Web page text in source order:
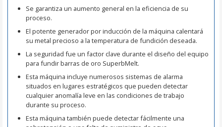
Se garantiza un aumento general en la eficiencia de su
proceso.
El potente generador por inducción de la máquina calentará
su metal precioso a la temperatura de fundición deseada.
La seguridad fue un factor clave durante el diseño del equipo
para fundir barras de oro SuperbMelt.
Esta máquina incluye numerosos sistemas de alarma
situados en lugares estratégicos que pueden detectar
cualquier anomalía leve en las condiciones de trabajo
durante su proceso.
Esta máquina también puede detectar fácilmente una